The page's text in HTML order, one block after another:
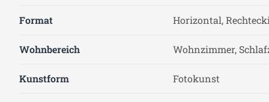
Format Horizontal,
Wohnbereich Wohnzimmer,
Kunstform Fotokunst